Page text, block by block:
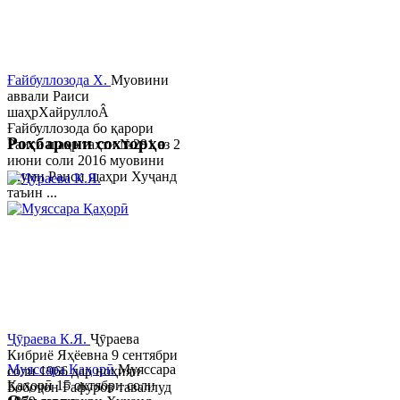
Ғайбуллозода Х. Муовини
аввали Раиси
шаҳрХайруллоÂ
Ғайбуллозода бо қарори
Раиси шаҳр таҳти №281 аз 2
июни соли 2016 муовини
якуми Раиси шаҳри Хуҷанд
таъин ...
Муяссара ҚаҳорӣМуяссара
Қаҳорӣ 15 октябри соли
Роҳбарони сохторҳо
Ҷӯраева К.Я. Ҷӯраева
Кибриё Яҳёевна 9 сентябри
соли 1966 дар ноҳияи
Бобоҷон Ғафуров таваллуд